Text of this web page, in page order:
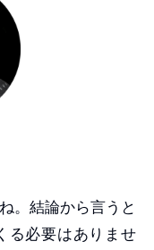
。結論から言うと
る必要はありませ